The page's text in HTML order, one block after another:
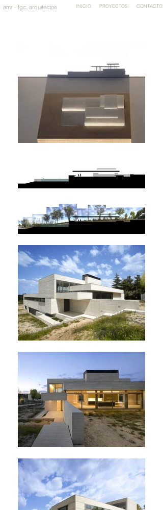
amr - fgc. arquitectos INICIO PROYECTOS CONTACTO